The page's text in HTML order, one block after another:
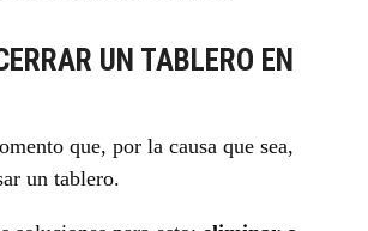
UN TABLERO EN
que, por la causa que sea,
un tablero.